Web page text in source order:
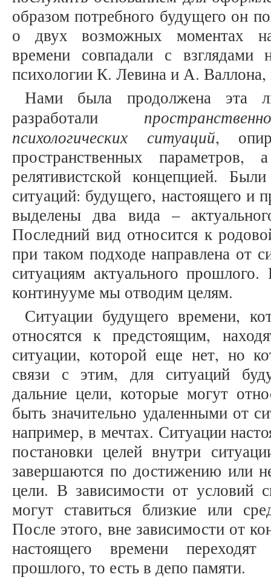
образом потребного будущего он
о двух возможных моментах
времени совпадали с
психологии К. Левина и А. Валлона,
Нами была продолжена эта
разработали
психологических ситуаций,
пространственных
релятивистской концепцией.
ситуаций: будущего, настоящего и
выделены два вида –
Последний вид относится к
при таком подходе направлена от
ситуациям актуального
континууме мы отводим целям.
Ситуации будущего времени,
относятся к предстоящим,
ситуации, которой еще нет, но
связи с этим, для ситуаций
дальние цели, которые могут
быть значительно удаленными от
например, в мечтах. Ситуации
постановки целей внутри
завершаются по достижению или
цели. В зависимости от условий
могут ставиться близкие или
После этого, вне зависимости от
настоящего времени
прошлого, то есть в депо памяти.